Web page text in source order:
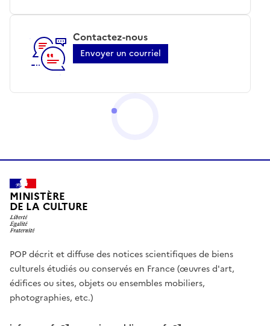
Contactez-nous
Envoyer un courriel
MINISTÈRE
DE LA CULTURE
POP décrit et diffuse des notices scientifiques de biens
culturels étudiés ou conservés en France (œuvres d'art,
édifices ou sites, objets ou ensembles mobiliers,
photographies, etc.)